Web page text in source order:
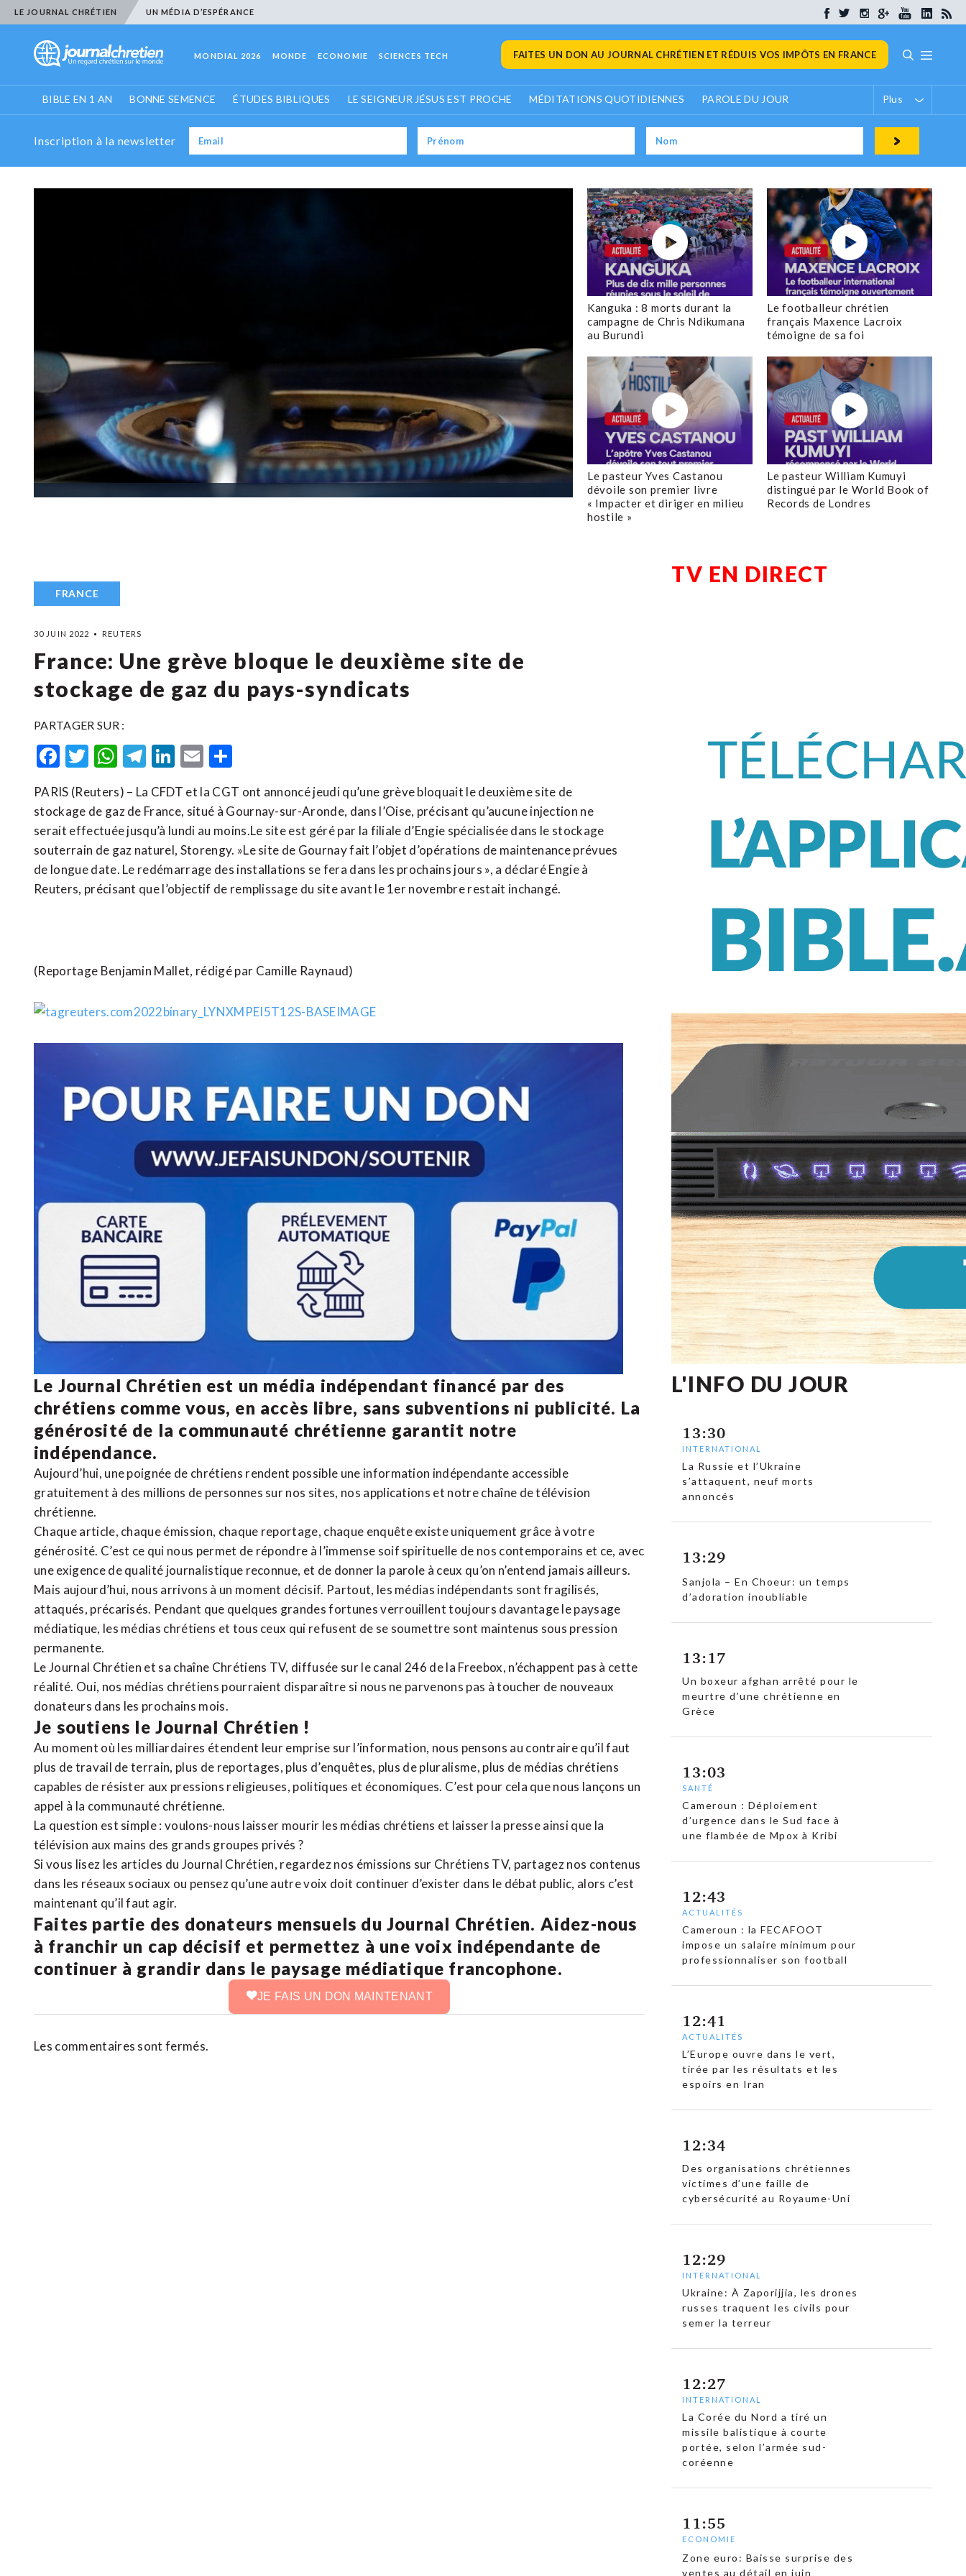
LE JOURNAL CHRÉTIEN UN MÉDIA D’ESPÉRANCE
MONDIAL 2026 MONDE ECONOMIE SCIENCES TECH FAITES UN DON AU JOURNAL CHRÉTIEN ET RÉDUIS VOS IMPÔTS EN FRANCE
BIBLE EN 1 AN BONNE SEMENCE ÉTUDES BIBLIQUES LE SEIGNEUR JÉSUS EST PROCHE MÉDITATIONS QUOTIDIENNES PAROLE DU JOUR Plus
Inscription à la newsletter
Kanguka : 8 morts durant la
campagne de Chris Ndikumana
au Burundi
Le footballeur chrétien
français Maxence Lacroix
témoigne de sa foi
Le pasteur Yves Castanou
dévoile son premier livre
« Impacter et diriger en milieu
hostile »
Le pasteur William Kumuyi
distingué par le World Book of
Records de Londres
FRANCE
30 JUIN 2022 REUTERS
France: Une grève bloque le deuxième site de
stockage de gaz du pays-syndicats
PARTAGER SUR :
Facebook
Twitter
WhatsApp
Telegram
LinkedIn
Email
PARIS (Reuters) – La CFDT et la CGT ont annoncé jeudi qu’une grève bloquait le deuxième site de
stockage de gaz de France, situé à Gournay-sur-Aronde, dans l’Oise, précisant qu’aucune injection ne
serait effectuée jusqu’à lundi au moins.Le site est géré par la filiale d’Engie spécialisée dans le stockage
souterrain de gaz naturel, Storengy. »Le site de Gournay fait l’objet d’opérations de maintenance prévues
de longue date. Le redémarrage des installations se fera dans les prochains jours », a déclaré Engie à
Reuters, précisant que l’objectif de remplissage du site avant le 1er novembre restait inchangé.
(Reportage Benjamin Mallet, rédigé par Camille Raynaud)
Le Journal Chrétien est un média indépendant financé par des
chrétiens comme vous, en accès libre, sans subventions ni publicité. La
générosité de la communauté chrétienne garantit notre
indépendance.
Aujourd’hui, une poignée de chrétiens rendent possible une information indépendante accessible
gratuitement à des millions de personnes sur nos sites, nos applications et notrechaîne de télévision
chrétienne.
Chaque article, chaque émission, chaque reportage, chaque enquête existe uniquement grâce à votre
générosité. C’est ce qui nous permet de répondre à l’immense soif spirituelle de nos contemporains et ce, avec
une exigence de qualité journalistique reconnue, et de donner la parole à ceux qu’on n’entend jamais ailleurs.
Mais aujourd’hui, nous arrivons à un moment décisif. Partout, les médias indépendants sont fragilisés,
attaqués, précarisés. Pendant que quelques grandes fortunes verrouillent toujours davantage le paysage
médiatique, les médias chrétiens et tous ceux qui refusent de se soumettre sont maintenus sous pression
permanente.
Le Journal Chrétien et sa chaîne Chrétiens TV, diffusée sur le canal 246 de la Freebox, n’échappent pas à cette
réalité. Oui, nos médias chrétiens pourraient disparaître si nous ne parvenons pas à toucher de nouveaux
donateurs dans les prochains mois.
Je soutiens le Journal Chrétien !
Au moment où les milliardaires étendent leur emprise sur l’information, nous pensons au contraire qu’il faut
plus de travail de terrain, plus de reportages, plus d’enquêtes, plus de pluralisme, plus de médias chrétiens
capables de résister aux pressions religieuses, politiques et économiques. C’est pour cela que nous lançons un
appel à la communauté chrétienne.
La question est simple : voulons-nous laisser mourir les médias chrétiens et laisser la presse ainsi que la
télévision aux mains des grands groupes privés ?
Si vous lisez les articles du Journal Chrétien, regardez nos émissions sur Chrétiens TV, partagez nos contenus
dans les réseaux sociaux ou pensez qu’une autre voix doit continuer d’exister dans le débat public, alors c’est
maintenant qu’il faut agir.
Faites partie des donateurs mensuels du Journal Chrétien. Aidez-nous
à franchir un cap décisif et permettez à une voix indépendante de
continuer à grandir dans le paysage médiatique francophone.
JE FAIS UN DON MAINTENANT
Les commentaires sont fermés.
TV EN DIRECT
L'INFO DU JOUR
13:30
INTERNATIONAL
La Russie et l’Ukraine
s’attaquent, neuf morts
annoncés
13:29
Sanjola – En Choeur: un temps
d’adoration inoubliable
13:17
Un boxeur afghan arrêté pour le
meurtre d’une chrétienne en
Grèce
13:03
SANTÉ
Cameroun : Déploiement
d’urgence dans le Sud face à
une flambée de Mpox à Kribi
12:43
ACTUALITÉS
Cameroun : la FECAFOOT
impose un salaire minimum pour
professionnaliser son football
12:41
ACTUALITÉS
L’Europe ouvre dans le vert,
tirée par les résultats et les
espoirs en Iran
12:34
Des organisations chrétiennes
victimes d’une faille de
cybersécurité au Royaume-Uni
12:29
INTERNATIONAL
Ukraine: À Zaporijjia, les drones
russes traquent les civils pour
semer la terreur
12:27
INTERNATIONAL
La Corée du Nord a tiré un
missile balistique à courte
portée, selon l’armée sud-
coréenne
11:55
ECONOMIE
Zone euro: Baisse surprise des
ventes au détail en juin